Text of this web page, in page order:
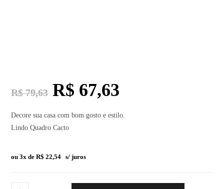
R$79,63 R$ 67,63
Decore sua casa com bom gosto e estilo.
Lindo Quadro Cacto
ou 3x deR$ 22,54 s/ juros